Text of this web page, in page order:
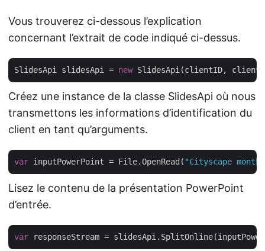
Vous trouverez ci-dessous l’explication
concernant l’extrait de code indiqué ci-dessus.
SlidesApi slidesApi = new
Créez une instance de la classe SlidesApi où nous
transmettons les informations d’identification du
client en tant qu’arguments.
var inputPowerPoint = File.OpenRead( "Cityscape
Lisez le contenu de la présentation PowerPoint
d’entrée.
var responseStream =